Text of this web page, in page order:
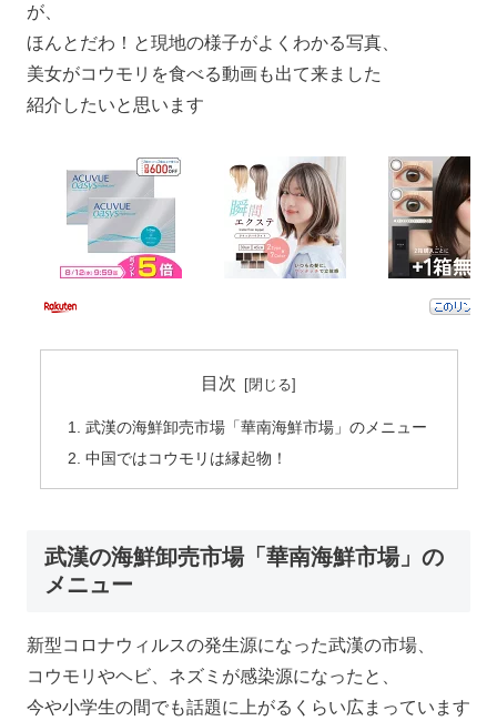
が、
ほんとだわ！と現地の様子がよくわかる写真、
美女がコウモリを食べる動画も出て来ました
紹介したいと思います
目次
武漢の海鮮卸売市場「華南海鮮市場」のメニュー
中国ではコウモリは縁起物！
武漢の海鮮卸売市場「華南海鮮市場」の
メニュー
新型コロナウィルスの発生源になった武漢の市場、
コウモリやヘビ、ネズミが感染源になったと、
今や小学生の間でも話題に上がるくらい広まっています